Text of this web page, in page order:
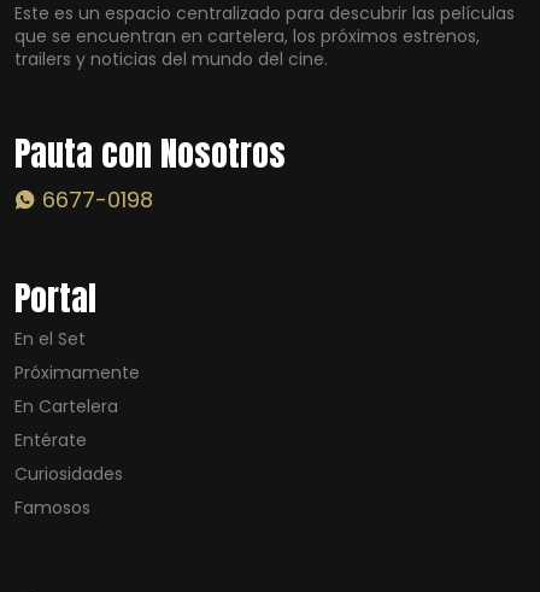
Este es un espacio centralizado para descubrir las películas
que se encuentran en cartelera, los próximos estrenos,
trailers y noticias del mundo del cine.
Pauta con Nosotros
6677-0198
Portal
En el Set
Próximamente
En Cartelera
Entérate
Curiosidades
Famosos